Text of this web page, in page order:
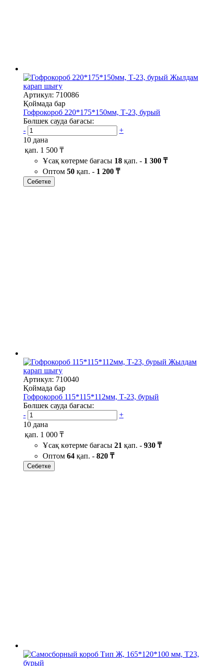
Жылдам
қарап шығу
Артикул: 710086
Қоймада бар
Гофрокороб 220*175*150мм, Т-23, бурый
Бөлшек сауда бағасы:
-
+
10 дана
қап. 1 500 ₸
Ұсақ көтерме бағасы 18 қап. - 1 300 ₸
Оптом 50 қап. - 1 200 ₸
Себетке
Жылдам
қарап шығу
Артикул: 710040
Қоймада бар
Гофрокороб 115*115*112мм, Т-23, бурый
Бөлшек сауда бағасы:
-
+
10 дана
қап. 1 000 ₸
Ұсақ көтерме бағасы 21 қап. - 930 ₸
Оптом 64 қап. - 820 ₸
Себетке